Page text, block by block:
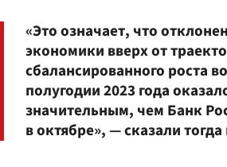
«Это означает, что
экономики вверх от
сбалансированного роста
полугодии 2023 года
значительным, чем Банк
в октябре», — сказали